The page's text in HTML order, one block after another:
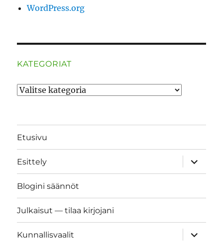
WordPress.org
KATEGORIAT
Kategoriat
Etusivu
Esittely
näytä
Blogini säännöt
Julkaisut — tilaa kirjojani
Kunnallisvaalit
näytä